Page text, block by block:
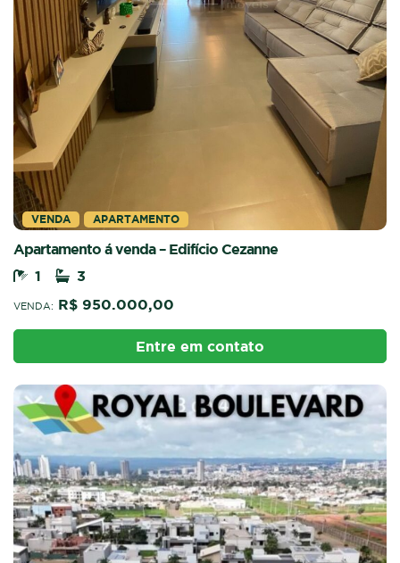
VENDA APARTAMENTO
Apartamento á venda – Edifício Cezanne
1
3
VENDA: R$ 950.000,00
Entre em contato